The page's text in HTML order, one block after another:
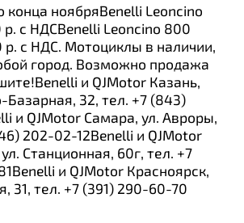
конца ноябряBenelli Leoncino
с НДСBenelli Leoncino 800
с НДС. Мотоциклы в наличии,
город. Возможно продажа
и QJMotor Казань,
Базарная, 32, тел. +7 (843)
и QJMotor Самара, ул. Авроры,
202-02-12Benelli и QJMotor
Станционная, 60г, тел. +7
и QJMotor Красноярск,
31, тел. +7 (391) 290-60-70